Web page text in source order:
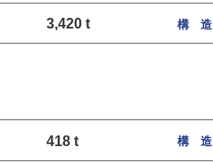
3,420 t 構 造
418 t 構 造